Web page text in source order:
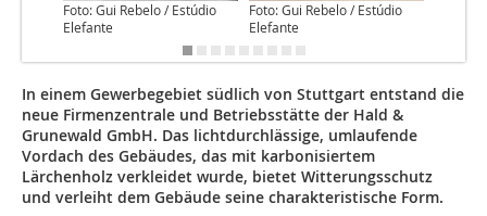
Foto: Gui Rebelo / Estúdio
Elefante
Foto: Gui Rebelo / Estúdio
Elefante
In einem Gewerbegebiet südlich von Stuttgart entstand die
neue Firmenzentrale und Betriebsstätte der Hald &
Grunewald GmbH. Das lichtdurchlässige, umlaufende
Vordach des Gebäudes, das mit karbonisiertem
Lärchenholz verkleidet wurde, bietet Witterungsschutz
und verleiht dem Gebäude seine charakteristische Form.